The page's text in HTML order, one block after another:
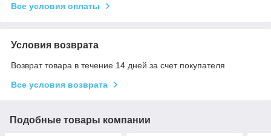
Все условия оплаты
Условия возврата
Возврат товара в течение 14 дней за счет покупателя
Все условия возврата
Подобные товары компании